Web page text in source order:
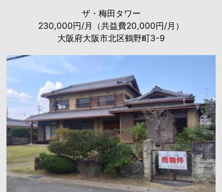
ザ・梅田タワー
230,000円/月（共益費20,000円/月）
大阪府大阪市北区鶴野町3-9